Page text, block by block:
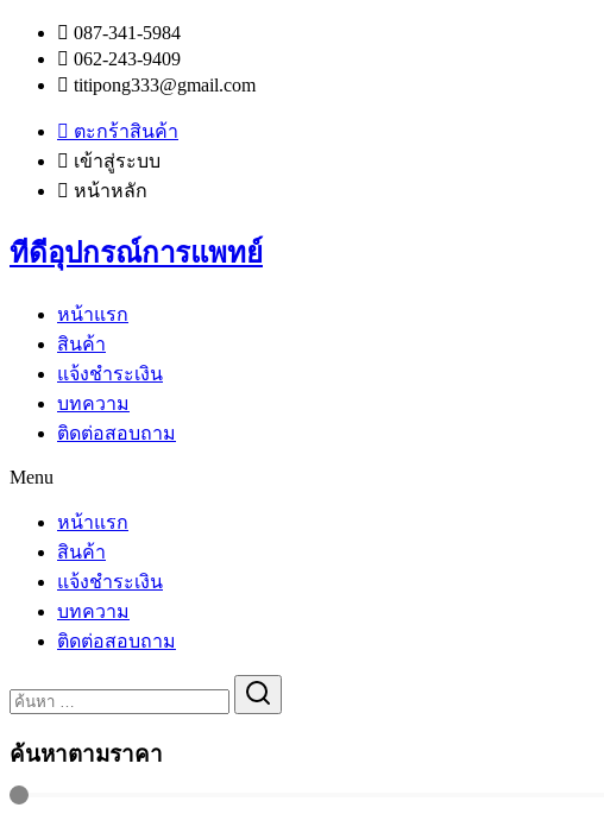
087-341-5984
062-243-9409
titipong333@gmail.com
ตะกร้าสินค้า
เข้าสู่ระบบ
หน้าหลัก
ทีดีอุปกรณ์การแพทย์
หน้าแรก
สินค้า
แจ้งชำระเงิน
บทความ
ติดต่อสอบถาม
Menu
หน้าแรก
สินค้า
แจ้งชำระเงิน
บทความ
ติดต่อสอบถาม
for:
ค้นหาตามราคา